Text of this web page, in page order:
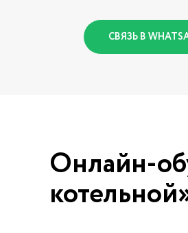
СВЯЗЬ В
Онлайн-